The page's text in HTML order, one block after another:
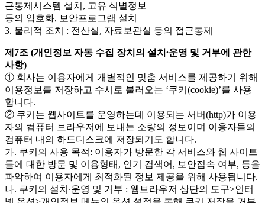
근통제시스템 설치, 고유 식별정보
등의 암호화, 보안프로그램 설치
3. 물리적 조치 : 전산실, 자료보관실 등의 접근통제
제7조 (개인정보 자동 수집 장치의 설치∙운영 및 거부에 관한
사항)
① 회사는 이용자에게 개별적인 맞춤 서비스를 제공하기 위해
이용정보를 저장하고 수시로 불러오는 ‘쿠키(cookie)’를 사용
합니다.
② 쿠키는 웹사이트를 운영하는데 이용되는 서버(http)가 이용
자의 컴퓨터 브라우저에 보내는 소량의 정보이며 이용자들의
컴퓨터 내의 하드디스크에 저장되기도 합니다.
가. 쿠키의 사용 목적: 이용자가 방문한 각 서비스와 웹 사이트
들에 대한 방문 및 이용형태, 인기 검색어, 보안접속 여부, 등을
파악하여 이용자에게 최적화된 정보 제공을 위해 사용됩니다.
나. 쿠키의 설치∙운영 및 거부 : 웹브라우저 상단의 도구>인터